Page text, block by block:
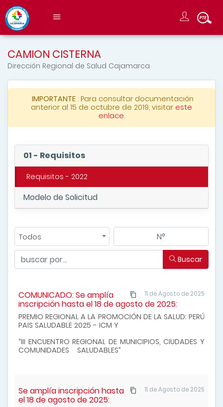
CAMION CISTERNA
Dirección Regional de Salud Cajamarca
IMPORTANTE: Para consultar documentación
anterior al 15 de octubre de 2019, visitar este
enlace.
01 - Requisitos
Requisitos - 2022
Modelo de Solicitud
Todos
Buscar
11 de Agosto de 2025
COMUNICADO: Se amplía
inscripción hasta el 18 de agosto de 2025:
PREMIO REGIONAL A LA PROMOCIÓN DE LA SALUD: PERÚ
PAIS SALUDABLE 2025 - ICM Y
“III ENCUENTRO REGIONAL DE MUNICIPIOS, CIUDADES Y
COMUNIDADES SALUDABLES”
11 de Agosto de 2025
Se amplía inscripción hasta
el 18 de agosto de 2025: